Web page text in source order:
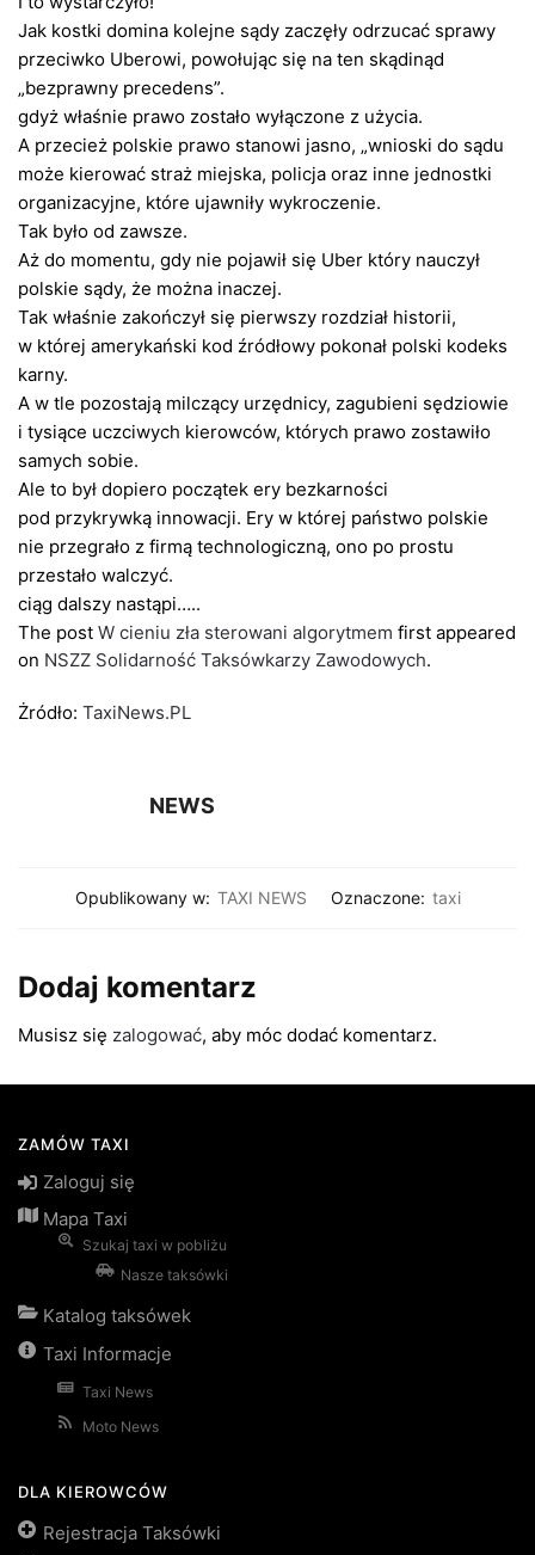
Jak kostki domina kolejne sądy zaczęły odrzucać sprawy
przeciwko Uberowi, powołując się na ten skądinąd
„bezprawny precedens”.
gdyż właśnie prawo zostało wyłączone z użycia.
A przecież polskie prawo stanowi jasno, „wnioski do sądu
może kierować straż miejska, policja oraz inne jednostki
organizacyjne, które ujawniły wykroczenie.
Tak było od zawsze.
Aż do momentu, gdy nie pojawił się Uber który nauczył
polskie sądy, że można inaczej.
Tak właśnie zakończył się pierwszy rozdział historii,
w której amerykański kod źródłowy pokonał polski kodeks
karny.
A w tle pozostają milczący urzędnicy, zagubieni sędziowie
i tysiące uczciwych kierowców, których prawo zostawiło
samych sobie.
Ale to był dopiero początek ery bezkarności
pod przykrywką innowacji. Ery w której państwo polskie
nie przegrało z firmą technologiczną, ono po prostu
przestało walczyć.
ciąg dalszy nastąpi…..
The post W cieniu zła sterowani algorytmem first appeared
on NSZZ Solidarność Taksówkarzy Zawodowych.
Żródło: TaxiNews.PL
NEWS
Opublikowany w: TAXI NEWS Oznaczone: taxi
Dodaj komentarz
Musisz się zalogować, aby móc dodać komentarz.
ZAMÓW TAXI
Zaloguj się
Mapa Taxi
Szukaj taxi w pobliżu
Nasze taksówki
Katalog taksówek
Taxi Informacje
Taxi News
Moto News
DLA KIEROWCÓW
Rejestracja Taksówki